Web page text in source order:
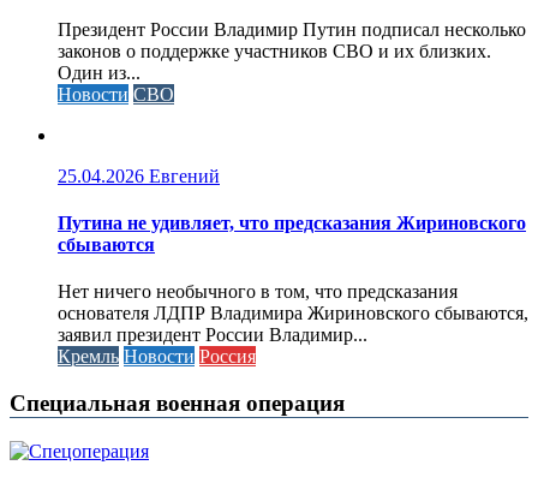
Президент России Владимир Путин подписал несколько
законов о поддержке участников СВО и их близких.
Один из...
Новости СВО
25.04.2026 Евгений
Путина не удивляет, что предсказания Жириновского
сбываются
Нет ничего необычного в том, что предсказания
основателя ЛДПР Владимира Жириновского сбываются,
заявил президент России Владимир...
Кремль Новости Россия
Специальная военная операция